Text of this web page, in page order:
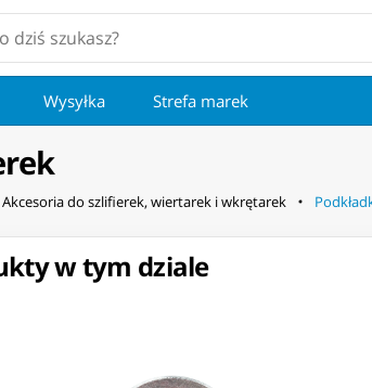
Wysyłka Strefa marek
Akcesoria do szlifierek, wiertarek i wkrętarek
w tym dziale